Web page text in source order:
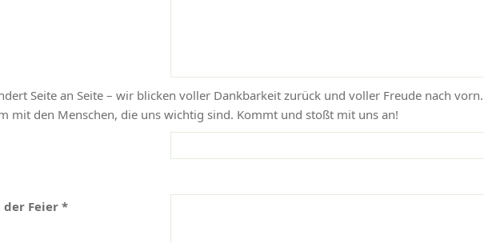
Seite an Seite – wir blicken voller Dankbarkeit zurück und voller Freude nach
mit den Menschen, die uns wichtig sind. Kommt und stoßt mit uns an!
Feier *